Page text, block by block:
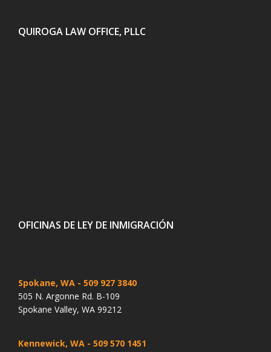
QUIROGA LAW OFFICE, PLLC
OFICINAS DE LEY DE INMIGRACIÓN
Spokane, WA - 509 927 3840
505 N. Argonne Rd. B-109
Spokane Valley, WA 99212
Kennewick, WA - 509 570 1451